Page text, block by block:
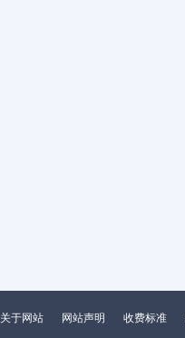
关于网站 网站声明 收费标准